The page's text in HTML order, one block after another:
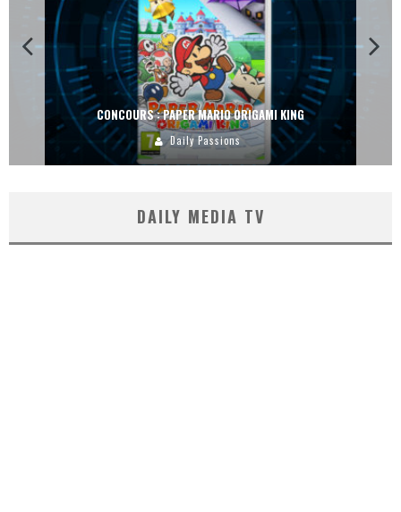
CONCOURS : PAPER MARIO ORIGAMI KING
Daily Passions
DAILY MEDIA TV